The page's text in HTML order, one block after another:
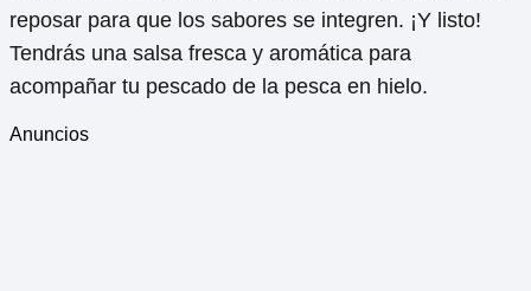
reposar para que los sabores se integren. ¡Y listo!
Tendrás una salsa fresca y aromática para
acompañar tu pescado de la pesca en hielo.
Anuncios